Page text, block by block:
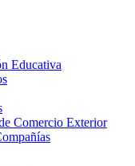
Educativa
Comercio Exterior